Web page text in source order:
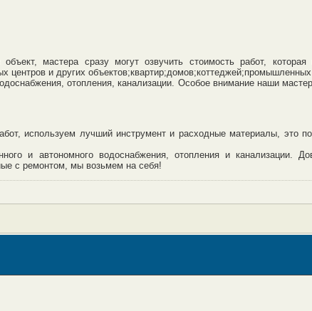
мастера сразу могут озвучить стоимость работ,
и других
отопления, канализации. Особое внимание наши
используем лучший инструмент и расходные материалы, это
и автономного водоснабжения, отопления и канализации.
с ремонтом, мы возьмем на себя!